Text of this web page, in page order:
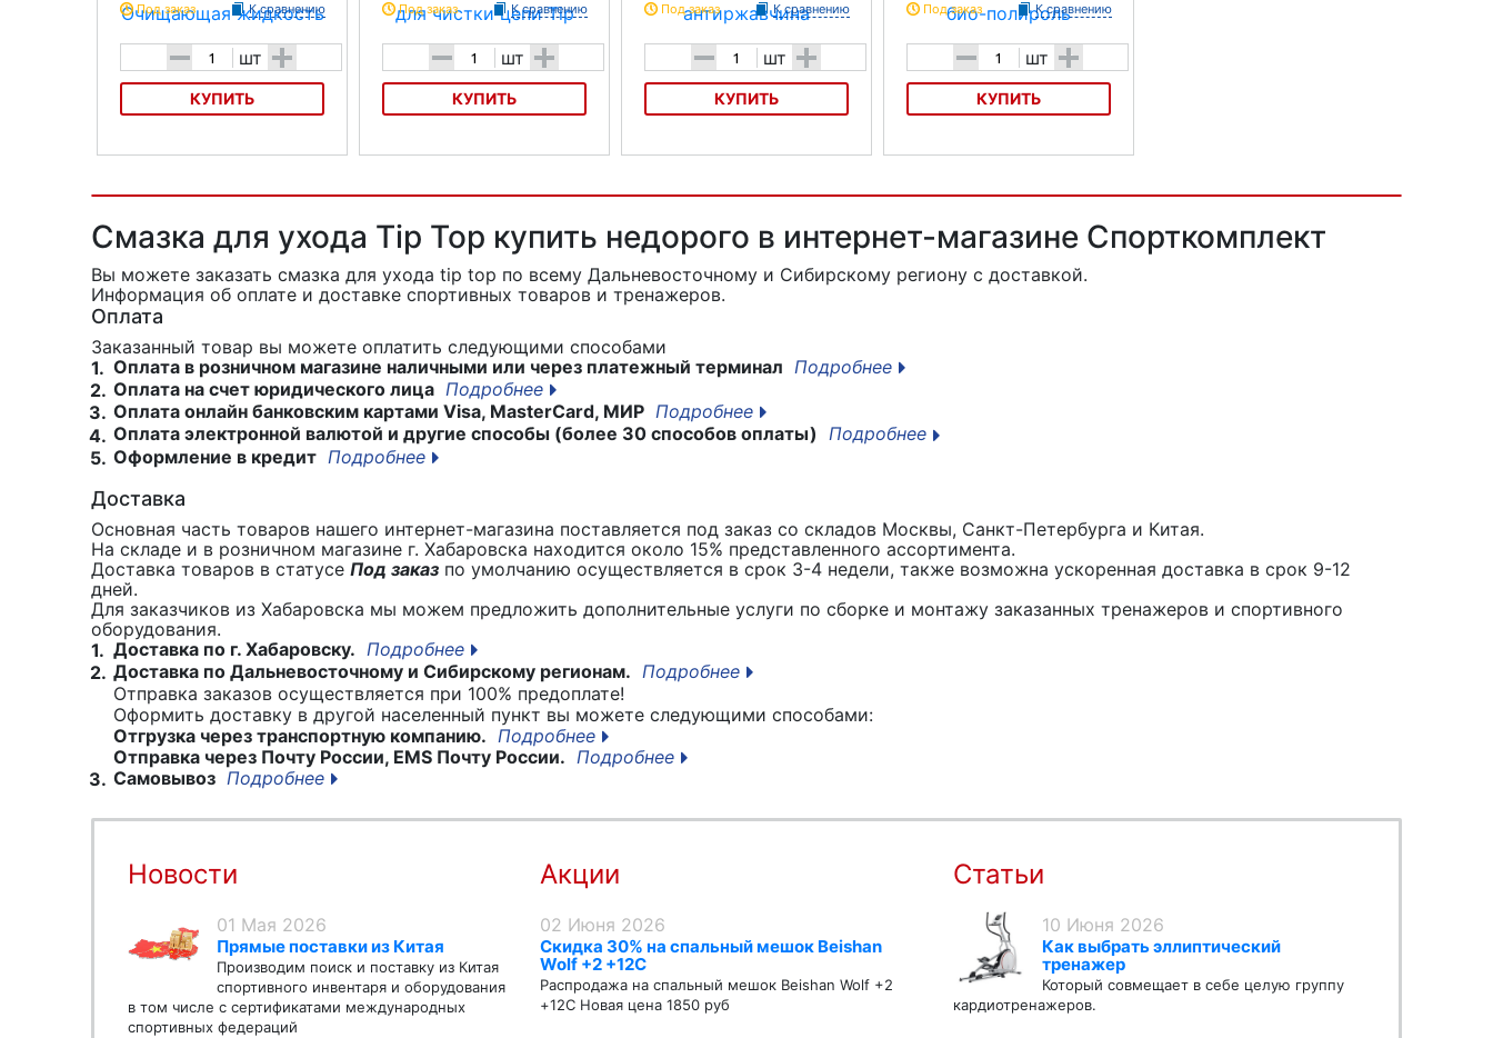
Под заказ К сравнению
- шт +
КУПИТЬ
Под заказ К сравнению
- шт +
КУПИТЬ
Под заказ К сравнению
- шт +
КУПИТЬ
Под заказ К сравнению
- шт +
КУПИТЬ
Смазка для ухода Tip Top купить недорого в интернет-магазине Спорткомплект
Вы можете заказать смазка для ухода tip top по всему Дальневосточному и Сибирскому региону с доставкой.
Информация об оплате и доставке спортивных товаров и тренажеров.
Оплата
Заказанный товар вы можете оплатить следующими способами
1. Оплата в розничном магазине наличными или через платежный терминал Подробнее
2. Оплата на счет юридического лица Подробнее
3. Оплата онлайн банковским картами Visa, MasterCard, МИР Подробнее
4. Оплата электронной валютой и другие способы (более 30 способов оплаты) Подробнее
5. Оформление в кредит Подробнее
Доставка
Основная часть товаров нашего интернет-магазина поставляется под заказ со складов Москвы, Санкт-Петербурга и Китая.
На складе и в розничном магазине г. Хабаровска находится около 15% представленного ассортимента.
Доставка товаров в статусе Под заказ по умолчанию осуществляется в срок 3-4 недели, также возможна ускоренная доставка в срок 9-12
дней.
Для заказчиков из Хабаровска мы можем предложить дополнительные услуги по сборке и монтажу заказанных тренажеров и спортивного
оборудования.
1. Доставка по г. Хабаровску. Подробнее
2. Доставка по Дальневосточному и Сибирскому регионам. Подробнее
Отправка заказов осуществляется при 100% предоплате!
Оформить доставку в другой населенный пункт вы можете следующими способами:
Отгрузка через транспортную компанию. Подробнее
Отправка через Почту России, EMS Почту России. Подробнее
3. Самовывоз Подробнее
Новости
01 Мая 2026
Прямые поставки из Китая
Производим поиск и поставку из Китая
спортивного инвентаря и оборудования
в том числе с сертификатами международных
спортивных федераций
Акции
02 Июня 2026
Скидка 30% на спальный мешок Beishan
Wolf +2 +12C
Распродажа на спальный мешок Beishan Wolf +2
+12C Новая цена 1850 руб
Статьи
10 Июня 2026
Как выбрать эллиптический
тренажер
Который совмещает в себе целую группу
кардиотренажеров.